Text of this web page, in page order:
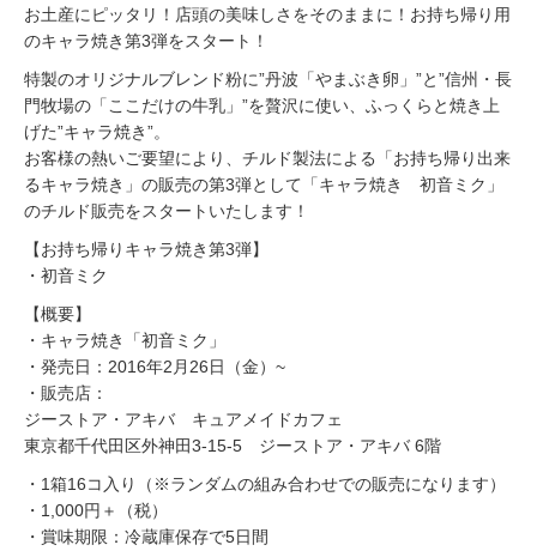
お土産にピッタリ！店頭の美味しさをそのままに！お持ち帰り用
のキャラ焼き第3弾をスタート！
特製のオリジナルブレンド粉に”丹波「やまぶき卵」”と”信州・長
門牧場の「ここだけの牛乳」”を贅沢に使い、ふっくらと焼き上
げた”キャラ焼き”。
お客様の熱いご要望により、チルド製法による「お持ち帰り出来
るキャラ焼き」の販売の第3弾として「キャラ焼き 初音ミク」
のチルド販売をスタートいたします！
【お持ち帰りキャラ焼き第3弾】
・初音ミク
【概要】
・キャラ焼き「初音ミク」
・発売日：2016年2月26日（金）~
・販売店：
ジーストア・アキバ キュアメイドカフェ
東京都千代田区外神田3-15-5 ジーストア・アキバ 6階
・1箱16コ入り（※ランダムの組み合わせでの販売になります）
・1,000円＋（税）
・賞味期限：冷蔵庫保存で5日間